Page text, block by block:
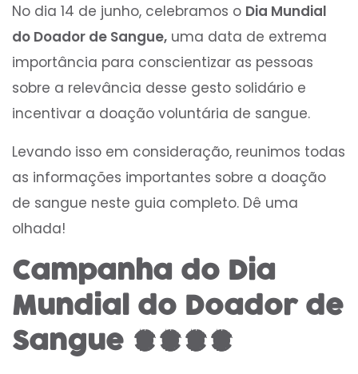
No dia 14 de junho, celebramos o Dia Mundial
do Doador de Sangue, uma data de extrema
importância para conscientizar as pessoas
sobre a relevância desse gesto solidário e
incentivar a doação voluntária de sangue.
Levando isso em consideração, reunimos todas
as informações importantes sobre a doação
de sangue neste guia completo. Dê uma
olhada!
Campanha do Dia
Mundial do Doador de
Sangue 2023